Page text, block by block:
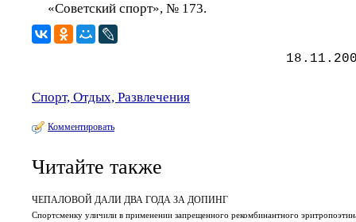
«Советский спорт», № 173.
Спорт, Отдых, Развлечения
Комментировать
Читайте также
ЧЕПАЛОВОЙ ДАЛИ ДВА ГОДА ЗА ДОПИНГ
Спортсменку уличили в применении запрещенного рекомбинантного